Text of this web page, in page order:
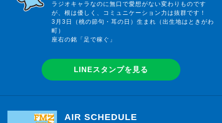
ラジオキャラなのに無口で愛想がない変わりものです
が、根は優しく、コミュニケーション力は抜群です！
3月3日（桃の節句・耳の日）生まれ（出生地はときがわ
町）
座右の銘「足で稼ぐ」
LINEスタンプを見る
AIR SCHEDULE